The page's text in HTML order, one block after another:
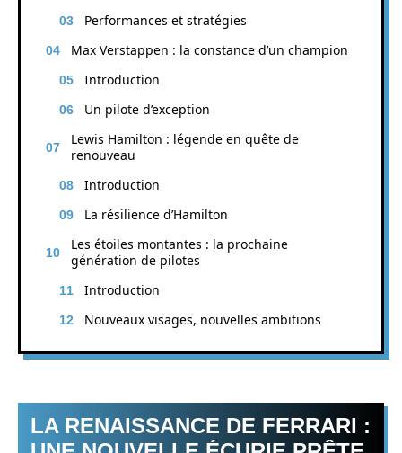
Performances et stratégies
Max Verstappen : la constance d’un champion
Introduction
Un pilote d’exception
Lewis Hamilton : légende en quête de
renouveau
Introduction
La résilience d’Hamilton
Les étoiles montantes : la prochaine
génération de pilotes
Introduction
Nouveaux visages, nouvelles ambitions
LA RENAISSANCE DE FERRARI :